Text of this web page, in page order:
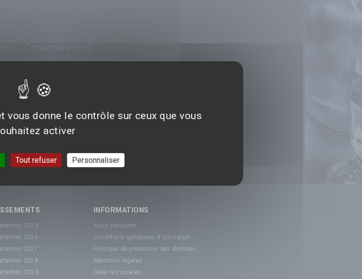
Compositeur(rice)
2015
2016
2017
2018
2019
INFORMATIONS
Nous contacter
Conditions générales d'utilisation
Politique de protection des données
Mentions légales
Gérer les cookies
donne le contrôle sur ceux que vous
activer
Tout refuser Personnaliser